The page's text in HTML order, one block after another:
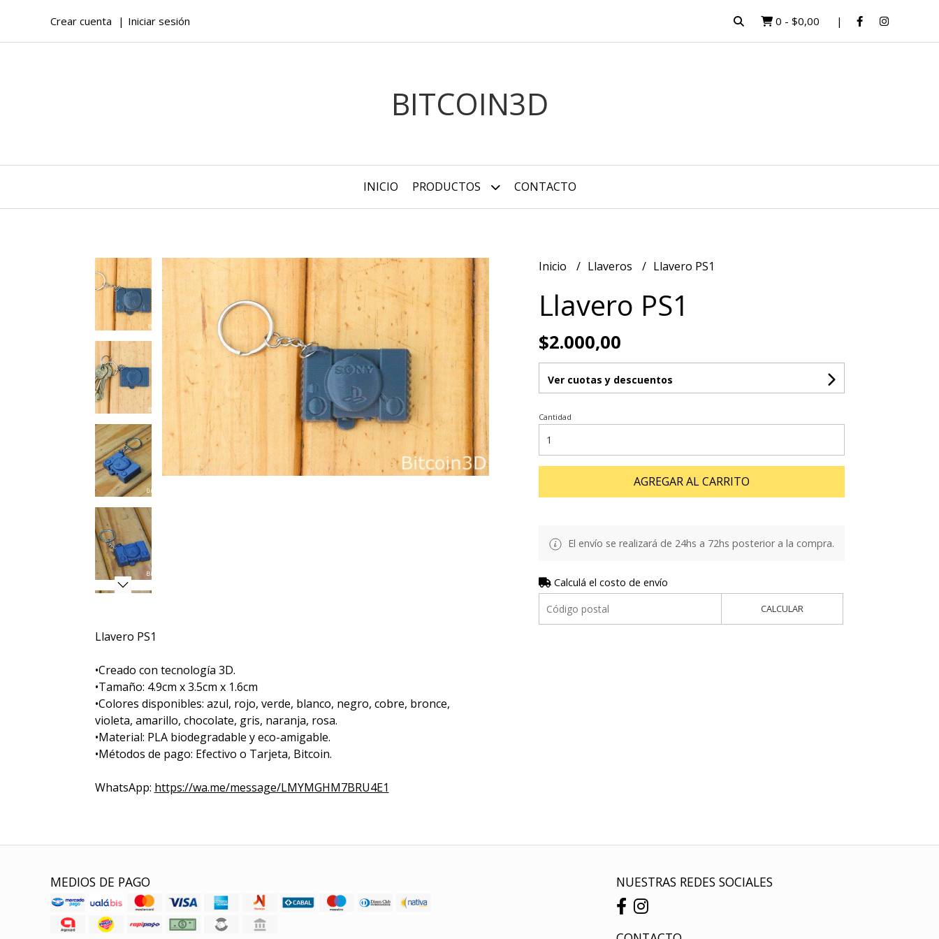
Crear cuenta Iniciar sesión 0 - $0,00
BITCOIN3D
INICIO PRODUCTOS CONTACTO
Llavero PS1
•Creado con tecnología 3D.
•Tamaño: 4.9cm x 3.5cm x 1.6cm
•Colores disponibles: azul, rojo, verde, blanco, negro, cobre, bronce,
violeta, amarillo, chocolate, gris, naranja, rosa.
•Material: PLA biodegradable y eco-amigable.
•Métodos de pago: Efectivo o Tarjeta, Bitcoin.
WhatsApp: https://wa.me/message/LMYMGHM7BRU4E1
Inicio Llaveros Llavero PS1
Llavero PS1
$2.000,00
Ver cuotas y descuentos
Cantidad
AGREGAR AL CARRITO
El envío se realizará de 24hs a 72hs posterior a la compra.
Calculá el costo de envío
CALCULAR
MEDIOS DE PAGO NUESTRAS REDES SOCIALES